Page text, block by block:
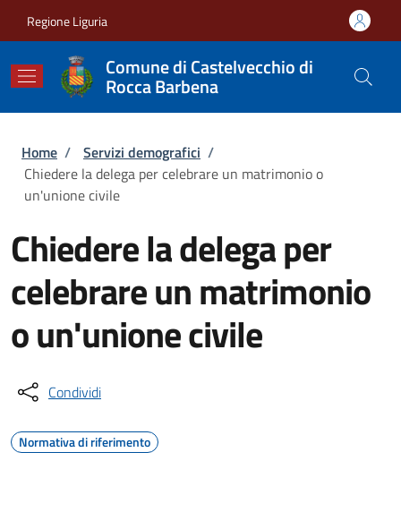
Regione Liguria
Comune di Castelvecchio di
Rocca Barbena
Briciole di pane
Home / Servizi demografici /
Chiedere la delega per celebrare un matrimonio o
un'unione civile
Chiedere la delega per
celebrare un matrimonio
o un'unione civile
Condividi
Normativa di riferimento